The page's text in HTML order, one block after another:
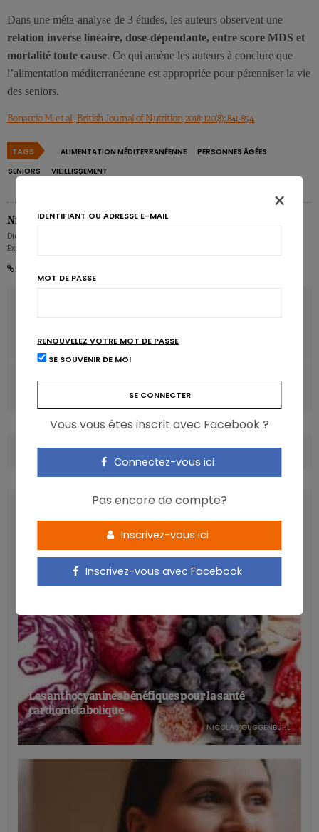
Dans une méta-analyse de 3 études, les auteurs observent une
relation inverse linéaire, dose-dépendante, entre score MDS et
mortalité toute cause. Ce qui amène les auteurs à conclure que
l’alimentation méditerranéenne est appropriée pour pérenniser la vie
des seniors.
Bonaccio M. et al., British Journal of Nutrition, 2018; 120(8): 841-854.
TAGS ALIMENTATION MÉDITERRANÉENNE
PERSONNES ÂGÉES
SENIORS
VIEILLISSEMENT
Nicolas Guggenbühl
Diététicien nutritionniste - Rédacteur en chef - Partner & Senior Nutrition
Expert - Karott'
Succès grandissant de l’alimentation du sportif et des
poudres protéinées
Gras, sucré et salé conditionnent l’apport énergétique
COMMENTS(0)
Les anthocyanines bénéfiques pour la santé
cardiométabolique
NICOLAS GUGGENBÜHL
×
IDENTIFIANT OU ADRESSE E-MAIL
MOT DE PASSE
RENOUVELEZ VOTRE MOT DE PASSE
SE SOUVENIR DE MOI
Vous vous êtes inscrit avec Facebook ?
Connectez-vous ici
Pas encore de compte?
Inscrivez-vous ici
Inscrivez-vous avec Facebook